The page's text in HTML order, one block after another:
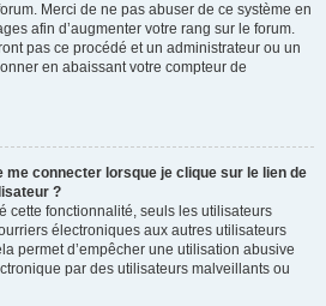
Merci de ne pas abuser de ce système en
afin d’augmenter votre rang sur le forum.
pas ce procédé et un administrateur ou un
en abaissant votre compteur de
me connecter lorsque je clique sur le lien de
?
cette fonctionnalité, seuls les utilisateurs
électroniques aux autres utilisateurs
permet d’empêcher une utilisation abusive
par des utilisateurs malveillants ou